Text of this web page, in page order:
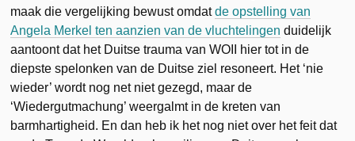
maak die vergelijking bewust omdatde opstelling van
Angela Merkel ten aanzien van de vluchtelingen duidelijk
aantoont dat het Duitse trauma van WOII hier tot in de
diepste spelonken van de Duitse ziel resoneert. Het ‘nie
wieder’ wordt nog net niet gezegd, maar de
‘Wiedergutmachung’ weergalmt in de kreten van
barmhartigheid. En dan heb ik het nog niet over het feit dat